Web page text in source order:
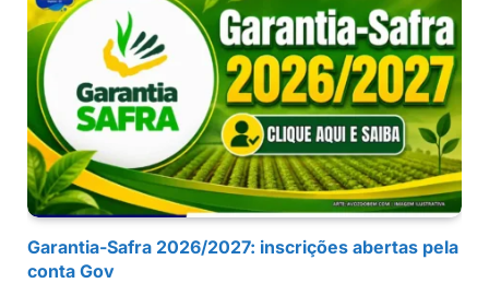
Garantia-Safra 2026/2027: inscrições abertas pela
conta Gov